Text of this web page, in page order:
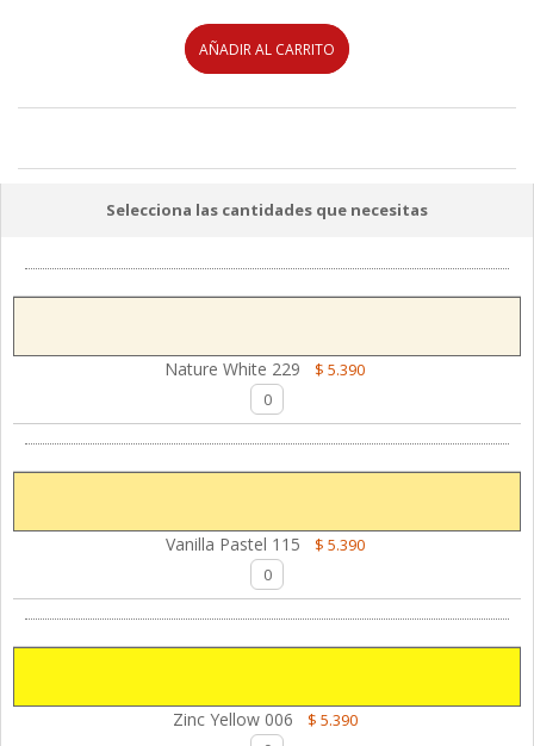
AÑADIR AL CARRITO
Selecciona las cantidades que necesitas
Nature White 229 $ 5.390
Vanilla Pastel 115 $ 5.390
Zinc Yellow 006 $ 5.390